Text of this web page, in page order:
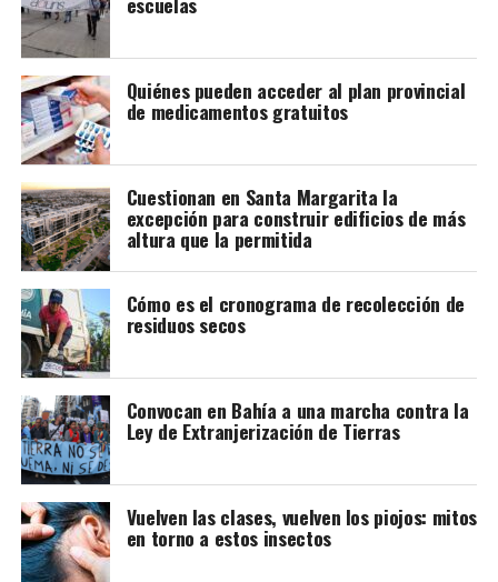
Joaquín Larraburu
Quiénes pueden acceder al plan provincial
de medicamentos gratuitos
Cuestionan en Santa Margarita la
excepción para construir edificios de más
altura que la permitida
Cómo es el cronograma de recolección de
residuos secos
Convocan en Bahía a una marcha contra la
Ley de Extranjerización de Tierras
Vuelven las clases, vuelven los piojos: mitos
en torno a estos insectos